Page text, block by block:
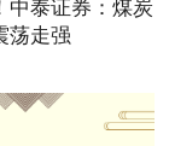
中泰证券：煤炭
荡走强